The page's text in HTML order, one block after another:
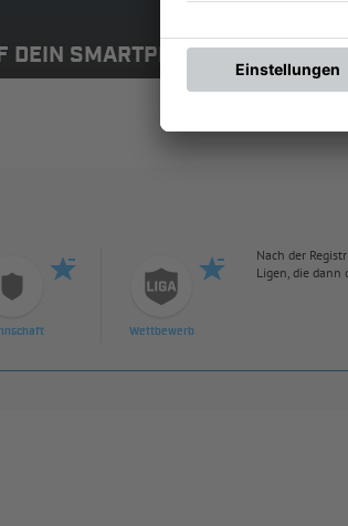
DEIN SMARTPHONE:
Wettbewerb
Nach der
Ligen, die dann